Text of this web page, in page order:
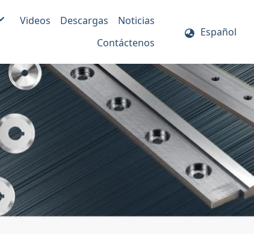
Español
Videos Descargas
Noticias
Contáctenos